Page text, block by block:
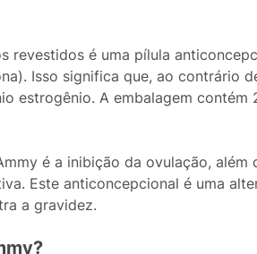
revestidos é uma pílula
Isso significa que, ao contrário
estrogênio. A embalagem
é a inibição da ovulação,
Este anticoncepcional é uma
a gravidez.